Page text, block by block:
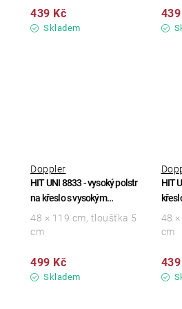
Skladem
439 Kč
HIT UNI 8833 - vysoký polstr
na křeslo s vysokým
opěradlem
Doppler
Skladem
499 Kč
48 × 119 cm, tloušťka 5
cm
HIT
48
cm